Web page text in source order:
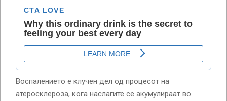
Воспалението е клучен дел од процесот на
атеросклероза, кога наслагите се акумулираат во